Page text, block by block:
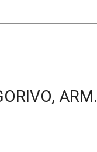
ARM.